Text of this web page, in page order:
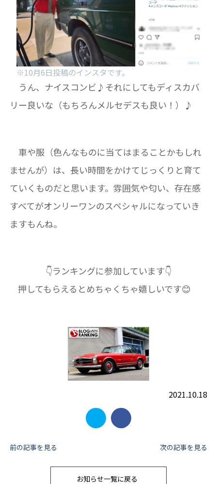
※10月6日投稿のインスタです。
うん、ナイスコンビ♪それにしてもディスカバ
リー良いな（もちろんメルセデスも良い！）♪
車や服（色んなものに当てはまることかもしれ
ませんが）は、長い時間をかけてじっくりと育て
ていくものだと思います。雰囲気や匂い、存在感
すべてがオンリーワンのスペシャルになっていき
ますもんね。
👇ランキングに参加しています👇
押してもらえるとめちゃくちゃ嬉しいです😊
2021.10.18
投
前の記事を見る 次の記事を見る
お知らせ一覧に戻る